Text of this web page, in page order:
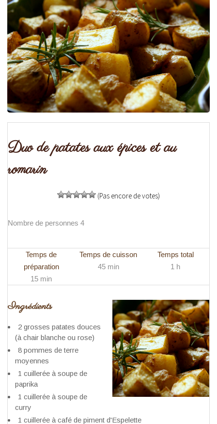
Duo de patates aux épices et au
romarin
(Pas encore de votes)
Nombre de personnes 4
Temps de
préparation
15 min
Temps de cuisson
45 min
Temps total
1 h
Ingrédients
2 grosses patates douces
(à chair blanche ou rose)
8 pommes de terre
moyennes
1 cuillerée à soupe de
paprika
1 cuillerée à soupe de
curry
1 cuillerée à café de piment d'Espelette